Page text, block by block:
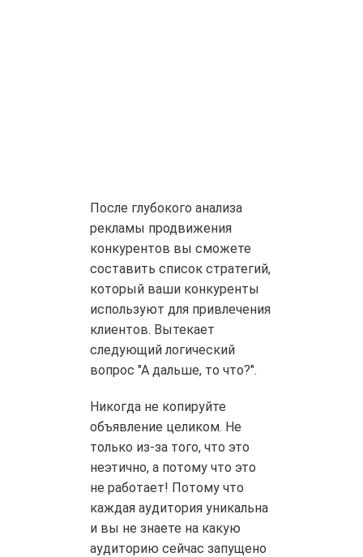
После глубокого анализа
рекламы продвижения
конкурентов вы сможете
составить список стратегий,
который ваши конкуренты
используют для привлечения
клиентов. Вытекает
следующий логический
вопрос "А дальше, то что?".
Никогда не копируйте
объявление целиком. Не
только из-за того, что это
неэтично, а потому что это
не работает! Потому что
каждая аудитория уникальна
и вы не знаете на какую
аудиторию сейчас запущено